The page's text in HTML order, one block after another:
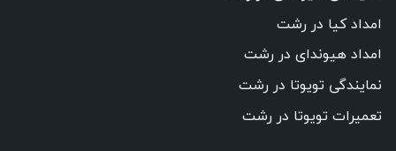
امداد کیا در رشت
امداد هیوندای در رشت
نمایندگی تویوتا در رشت
تعمیرات تویوتا در رشت